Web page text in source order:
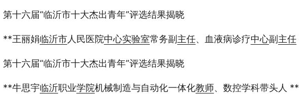
第十六届“临沂市十大杰出青年”评选结果揭晓
**王丽娟临沂市人民医院中心实验室常务副 主任、血液病诊疗中心副 主任
第十六届“临沂市十大杰出青年”评选结果揭晓
**牛思宇临沂职业学院机械制造与自动化一体化教师、数控学科带头人 **